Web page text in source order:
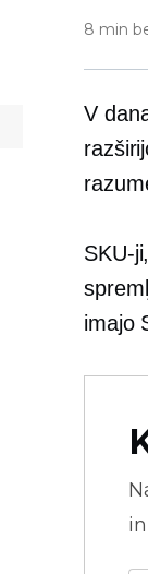
8 min
V
SKU-
imajo